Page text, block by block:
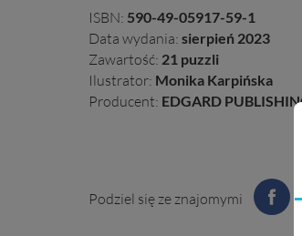
ISBN: 590-49-05917-59-1
Data wydania: sierpień 2023
Zawartość: 21 puzzli
Ilustrator: Monika Karpińska
Producent: EDGARD
Podziel się ze znajomymi